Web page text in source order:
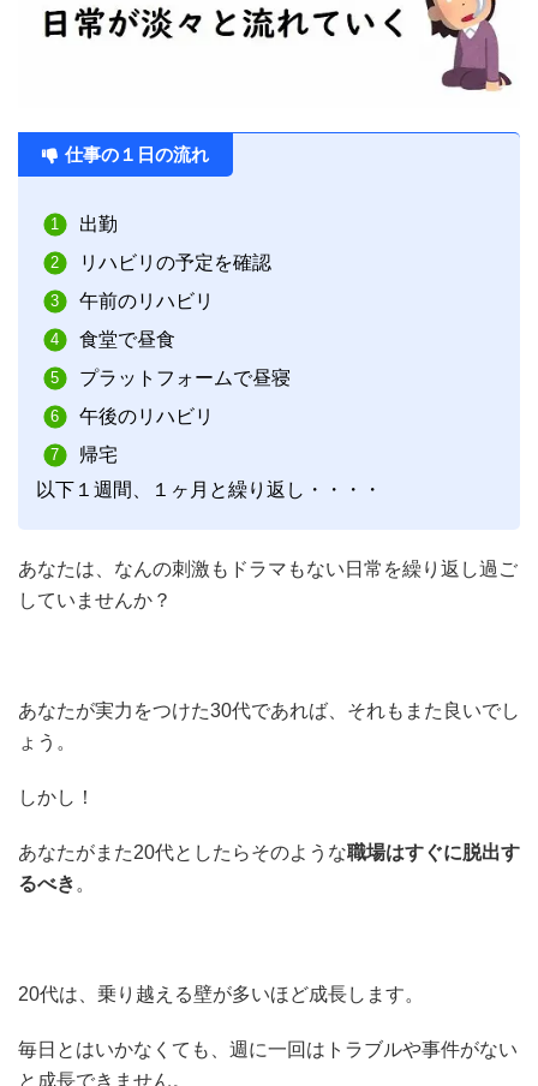
仕事の１日の流れ
出勤
リハビリの予定を確認
午前のリハビリ
食堂で昼食
プラットフォームで昼寝
午後のリハビリ
帰宅
以下１週間、１ヶ月と繰り返し・・・・
あなたは、なんの刺激もドラマもない日常を繰り返し過ご
していませんか？
あなたが実力をつけた30代であれば、それもまた良いでし
ょう。
しかし！
あなたがまた20代としたらそのような職場はすぐに脱出す
るべき 。
20代は、乗り越える壁が多いほど成長します。
毎日とはいかなくても、週に一回はトラブルや事件がない
と成長できません。